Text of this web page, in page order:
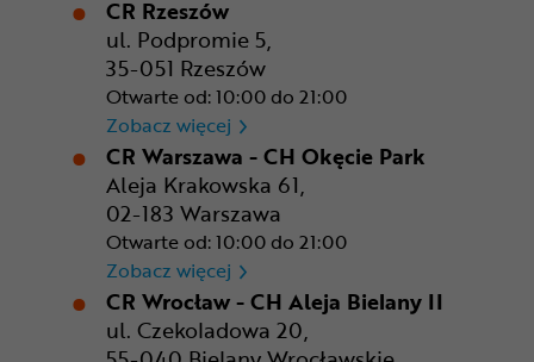
CR Rzeszów
ul. Podpromie 5,
35-051 Rzeszów
Otwarte od: 10:00 do 21:00
Zobacz więcej CR Rzeszów
CR Warszawa - CH Okęcie Park
Aleja Krakowska 61,
02-183 Warszawa
Otwarte od: 10:00 do 21:00
Zobacz więcej CR Warszawa - CH Okęcie
CR Wrocław - CH Aleja Bielany II
ul. Czekoladowa 20,